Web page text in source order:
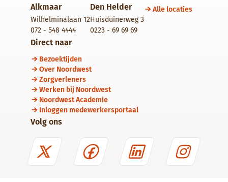
Alkmaar
Wilhelminalaan 12
072 - 548 4444
Den Helder
Huisduinerweg 3
0223 - 69 69 69
Alle locaties
Direct naar
Bezoektijden
Over Noordwest
Zorgverleners
Werken bij Noordwest
Noordwest Academie
Inloggen medewerkersportaal
Volg ons